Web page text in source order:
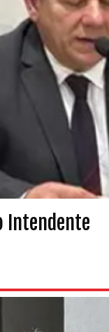
Intendente